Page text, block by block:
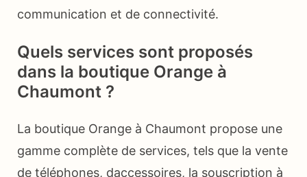
communication et de connectivité.
Quels services sont proposés
dans la boutique Orange à
Chaumont ?
La boutique Orange à Chaumont propose une
gamme complète de services, tels que la vente
de téléphones, daccessoires, la souscription à